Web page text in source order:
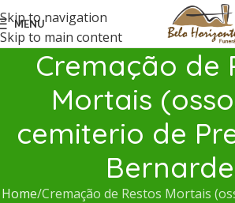
Skip to navigation
Skip to main content
MENU
Cremação de
Mortais
cemiterio de
Home Cremação de Restos Mortais